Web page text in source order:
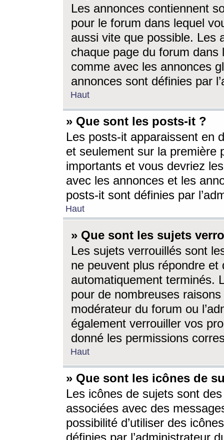
Les annonces contiennent
pour le forum dans lequel
aussi vite que possible. Les
chaque page du forum dans
comme avec les annonces
annonces sont définies par
Haut
» Que sont les posts-it ?
Les posts-it apparaissent en
et seulement sur la première
importants et vous devriez
avec les annonces et les
posts-it sont définies par
Haut
» Que sont les sujets
Les sujets verrouillés sont
ne peuvent plus répondre
automatiquement terminés.
pour de nombreuses
modérateur du forum ou
également verrouiller vos
donné les permissions
Haut
» Que sont les icônes de
Les icônes de sujets sont
associées avec des
possibilité d’utiliser des